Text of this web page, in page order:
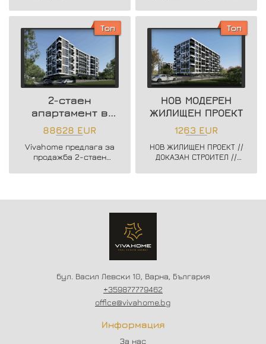
жилищна сграда в жк.
Владислав Варненчик.
бутикова сграда в кв.
Възраждане 3.
Топ
2-стаен
апартамент в
нова жилищна
сграда
88628 EUR
Vivahome предлага за
продажба 2-стаен
жилищна сграда в жк.
Топ
НОВ МОДЕРЕН
ЖИЛИЩЕН ПРОЕКТ
1263 EUR
НОВ ЖИЛИЩЕН ПРОЕКТ //
ДОКАЗАН СТРОИТЕЛ //
СТРОИТЕЛСТВО //
бул. Васил Левски 10, Варна, България
+359877779462
office@vivahome.bg
Информация
За нас